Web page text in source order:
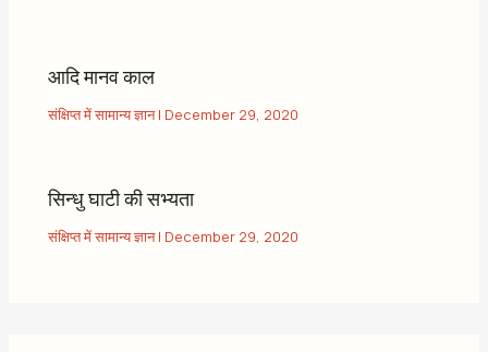
आदि मानव काल
संक्षिप्त में सामान्य ज्ञान| December 29, 2020
सिन्धु घाटी की सभ्यता
संक्षिप्त में सामान्य ज्ञान| December 29, 2020